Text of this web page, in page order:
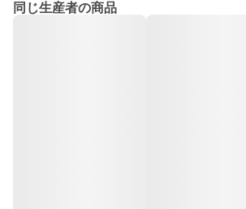
同じ生産者の商品